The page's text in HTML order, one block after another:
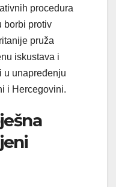
procedura
borbi protiv
pruža
iskustava i
u unapređenju
i Hercegovini.